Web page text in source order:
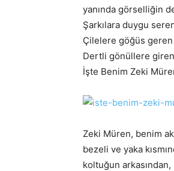
yanında görselliğin
Şarkılara duygu
Çilelere göğüs geren
Dertli gönüllere giren
İşte Benim Zeki
Zeki Müren, benim
bezeli ve yaka
koltuğun